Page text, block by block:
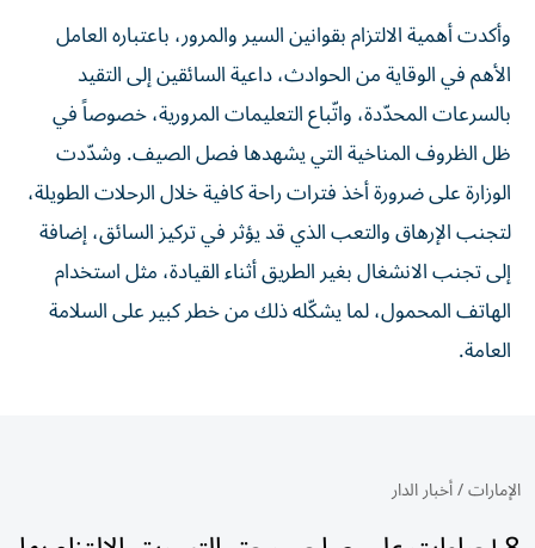
وأكدت أهمية الالتزام بقوانين السير والمرور، باعتباره العامل
الأهم في الوقاية من الحوادث، داعية السائقين إلى التقيد
بالسرعات المحدّدة، واتّباع التعليمات المرورية، خصوصاً في
ظل الظروف المناخية التي يشهدها فصل الصيف. وشدّدت
الوزارة على ضرورة أخذ فترات راحة كافية خلال الرحلات الطويلة،
لتجنب الإرهاق والتعب الذي قد يؤثر في تركيز السائق، إضافة
إلى تجنب الانشغال بغير الطريق أثناء القيادة، مثل استخدام
الهاتف المحمول، لما يشكّله ذلك من خطر كبير على السلامة
العامة.
الإمارات/أخبار الدار